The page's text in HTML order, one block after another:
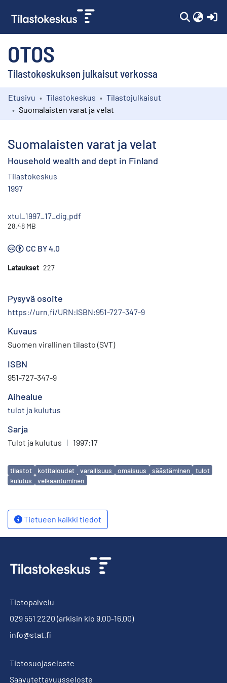
OTOS
Tilastokeskuksen julkaisut verkossa
Kokoelmat
Etusivu Tilastokeskus
Tilastojulkaisut
Suomalaisten varat ja velat
Suomalaisten varat ja velat
Household wealth and dept in Finland
Tilastokeskus
1997
xtul_1997_17_dig.pdf
28.48 MB
CC BY 4.0
Lataukset 227
Pysyvä osoite
https://urn.fi/URN:ISBN:951-727-347-9
Kuvaus
Suomen virallinen tilasto (SVT)
ISBN
951-727-347-9
Aihealue
tulot ja kulutus
Sarja
Tulot ja kulutus | 1997:17
Avainsanat
tilastot kotitaloudet varallisuus omaisuus säästäminen
tulot
kulutus
velkaantuminen
Tietueen kaikki tiedot
Tietopalvelu
029 551 2220 (arkisin klo 9.00-16.00)
info@stat.fi
Tietosuojaseloste
Saavutettavuusseloste